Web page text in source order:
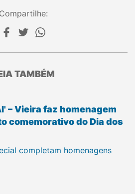
Compartilhe:
TAMBÉM
– Vieira faz homenagem
comemorativo do Dia dos
completam homenagens